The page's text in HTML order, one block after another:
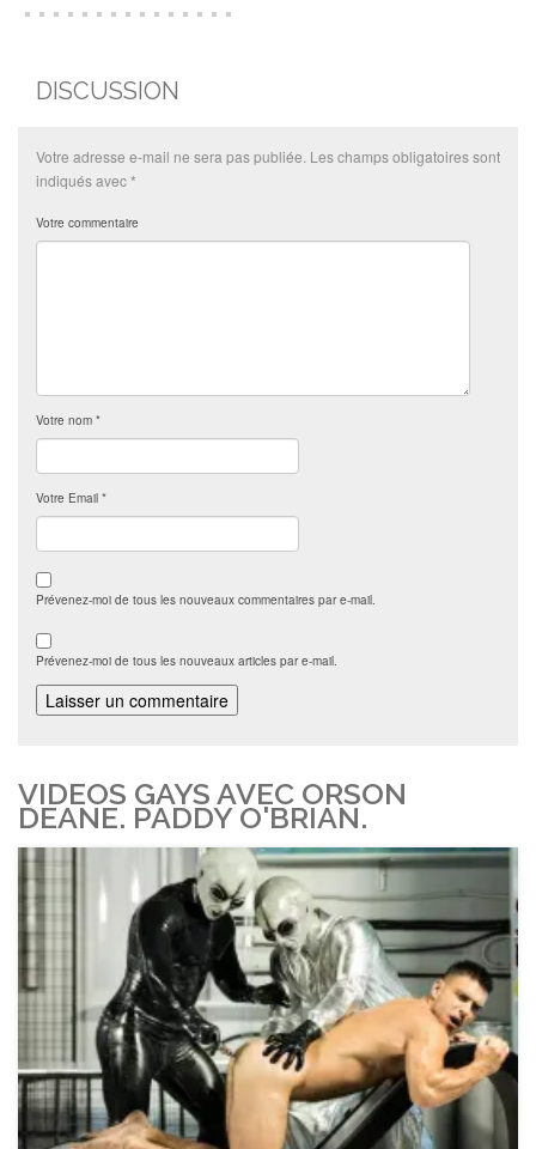
DISCUSSION
Votre adresse e-mail ne sera pas publiée. Les champs obligatoires sont
indiqués avec*
Votre commentaire
Votre nom *
Votre Email *
Prévenez-moi de tous les nouveaux commentaires par e-mail.
Prévenez-moi de tous les nouveaux articles par e-mail.
VIDEOS GAYS AVEC ORSON
DEANE. PADDY O'BRIAN.